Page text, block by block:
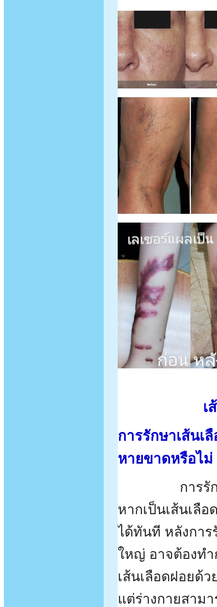
เ
การรักษาเส้นเ
หายขาดหรือไม่
การรักษาเ
หากเป็นเส้นเลื
ได้ทันที หลังการ
ใหญ่ อาจต้องทำ
เส้นเลือดฝอยด้ว
แต่ร่างกายสาม